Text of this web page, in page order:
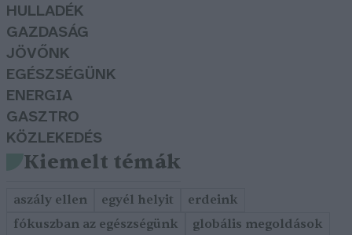
HULLADÉK
GAZDASÁG
JÖVŐNK
EGÉSZSÉGÜNK
ENERGIA
GASZTRO
KÖZLEKEDÉS
Kiemelt témák
aszály ellen egyél helyit
erdeink
fókuszban az egészségünk
globális megoldások